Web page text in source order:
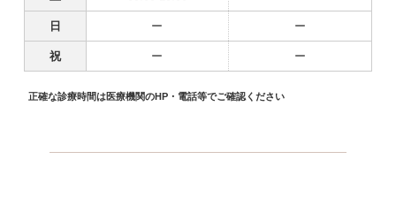
日 ー ー
祝 ー ー
正確な診療時間は医療機関のHP・電話等でご確認ください